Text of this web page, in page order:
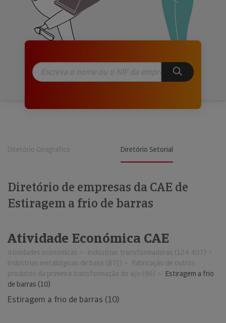
Diretório Geográfico Diretório Setorial
Diretório de empresas da CAE de
Estiragem a frio de barras
Atividade Económica CAE
Atividades económicas
Indústrias transformadoras (124.407)
Indústrias metalúrgicas de base (871)
Fabricação de outros
produtos da primeira transformação do aço (96)
Estiragem a frio
de barras (10)
Estiragem a frio de barras (10)